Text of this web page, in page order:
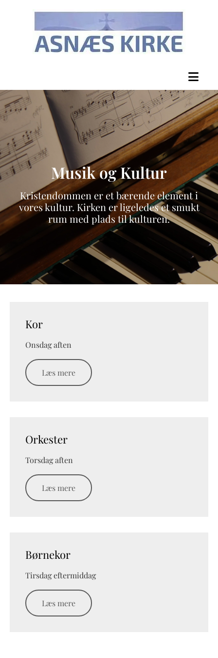
Musik og Kultur
Kristendommen er et bærende element i
vores kultur. Kirken er ligeledes et smukt
rum med plads til kulturen.
Kor
Onsdag aften
Læs mere
Orkester
Torsdag aften
Læs mere
Børnekor
Tirsdag eftermiddag
Læs mere